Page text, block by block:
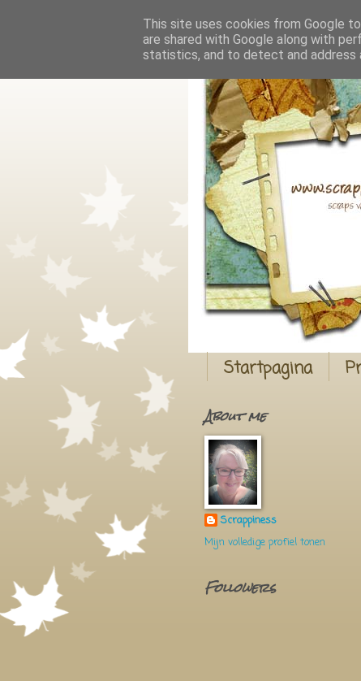
Startpagina
About me
Scrappiness
Mijn volledige profiel tonen
Followers
This site uses cookies from Google
are shared with Google along with
statistics, and to detect and address